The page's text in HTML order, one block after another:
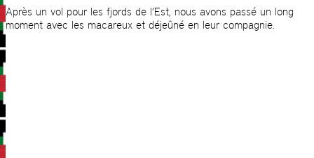
Après un vol pour les fjords de l’Est, nous avons passé un long
moment avec les macareux et déjeûné en leur compagnie.